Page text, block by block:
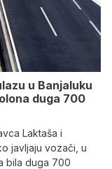
u Banjaluku
duga 700
Laktaša i
javljaju vozači, u
bila duga 700